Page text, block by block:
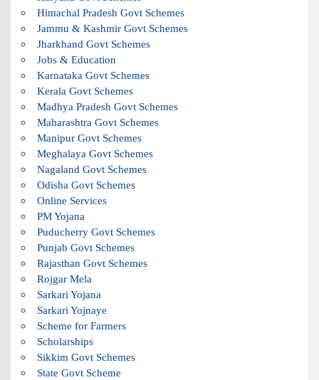
Himachal Pradesh Govt Schemes
Jammu & Kashmir Govt Schemes
Jharkhand Govt Schemes
Jobs & Education
Karnataka Govt Schemes
Kerala Govt Schemes
Madhya Pradesh Govt Schemes
Maharashtra Govt Schemes
Manipur Govt Schemes
Meghalaya Govt Schemes
Nagaland Govt Schemes
Odisha Govt Schemes
Online Services
PM Yojana
Puducherry Govt Schemes
Punjab Govt Schemes
Rajasthan Govt Schemes
Rojgar Mela
Sarkari Yojana
Sarkari Yojnaye
Scheme for Farmers
Scholarships
Sikkim Govt Schemes
State Govt Scheme